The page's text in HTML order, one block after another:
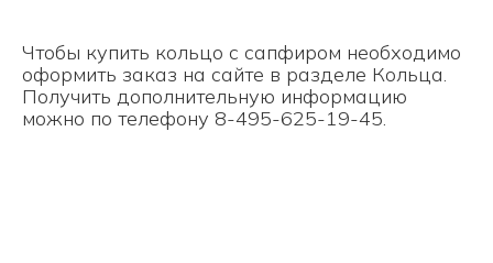
Чтобы купить кольцо с сапфиром необходимо
оформить заказ на сайте в разделе Кольца.
Получить дополнительную информацию
можно по телефону 8-495-625-19-45.